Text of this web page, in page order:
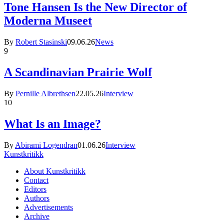
Tone Hansen Is the New Director of
Moderna Museet
By Robert Stasinski09.06.26News
9
A Scandinavian Prairie Wolf
By Pernille Albrethsen22.05.26Interview
10
What Is an Image?
By Abirami Logendran01.06.26Interview
Kunstkritikk
About Kunstkritikk
Contact
Editors
Authors
Advertisements
Archive